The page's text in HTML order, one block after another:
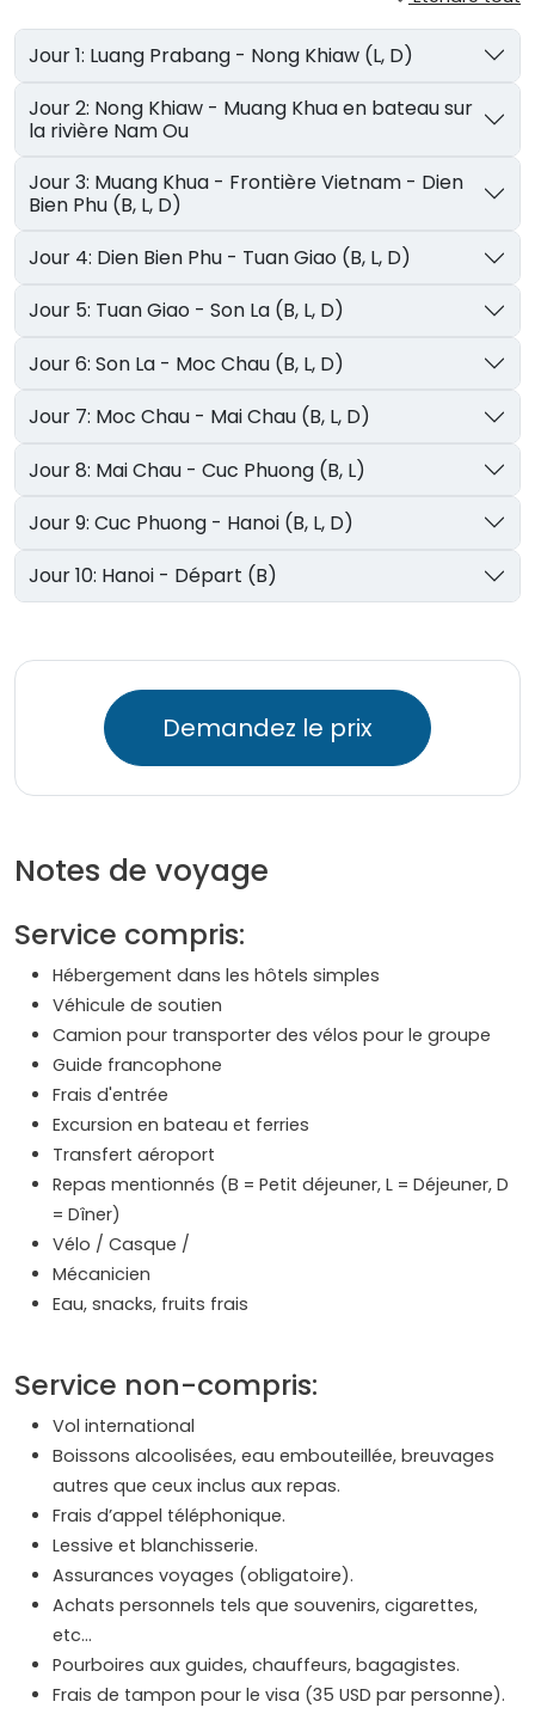
Jour 1: Luang Prabang - Nong Khiaw (L, D)
Jour 2: Nong Khiaw - Muang Khua en bateau sur
la rivière Nam Ou
Jour 3: Muang Khua - Frontière Vietnam - Dien
Bien Phu (B, L, D)
Jour 4: Dien Bien Phu - Tuan Giao (B, L, D)
Jour 5: Tuan Giao - Son La (B, L, D)
Jour 6: Son La - Moc Chau (B, L, D)
Jour 7: Moc Chau - Mai Chau (B, L, D)
Jour 8: Mai Chau - Cuc Phuong (B, L)
Jour 9: Cuc Phuong - Hanoi (B, L, D)
Jour 10: Hanoi - Départ (B)
Demandez le prix
Notes de voyage
Service compris:
Hébergement dans les hôtels simples
Véhicule de soutien
Camion pour transporter des vélos pour le groupe
Guide francophone
Frais d'entrée
Excursion en bateau et ferries
Transfert aéroport
Repas mentionnés (B = Petit déjeuner, L = Déjeuner, D
= Dîner)
Vélo / Casque /
Mécanicien
Eau, snacks, fruits frais
Service non-compris:
Vol international
Boissons alcoolisées, eau embouteillée, breuvages
autres que ceux inclus aux repas.
Frais d’appel téléphonique.
Lessive et blanchisserie.
Assurances voyages (obligatoire).
Achats personnels tels que souvenirs, cigarettes,
etc…
Pourboires aux guides, chauffeurs, bagagistes.
Frais de tampon pour le visa (35 USD par personne).